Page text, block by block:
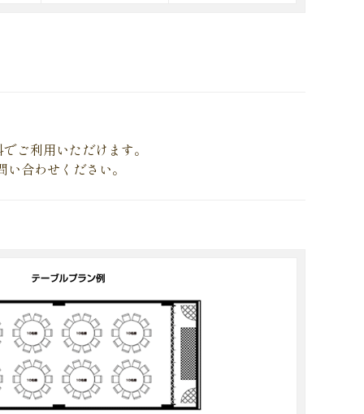
ご利用いただけます。
合わせください。